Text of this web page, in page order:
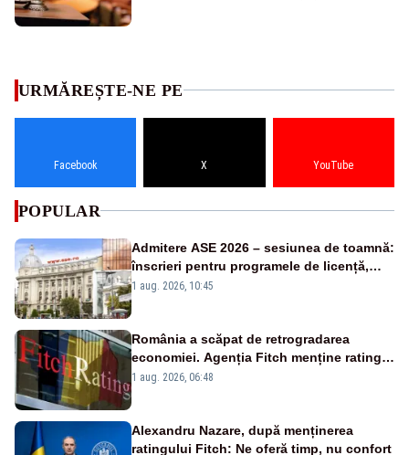
URMĂREȘTE-NE PE
Facebook X YouTube
POPULAR
Admitere ASE 2026 – sesiunea de toamnă:
înscrieri pentru programele de licență,
masterat și doctorat
1 aug. 2026, 10:45
România a scăpat de retrogradarea
economiei. Agenția Fitch menține ratingul
„BBB-” cu perspectivă negativă
1 aug. 2026, 06:48
Alexandru Nazare, după menținerea
ratingului Fitch: Ne oferă timp, nu confort